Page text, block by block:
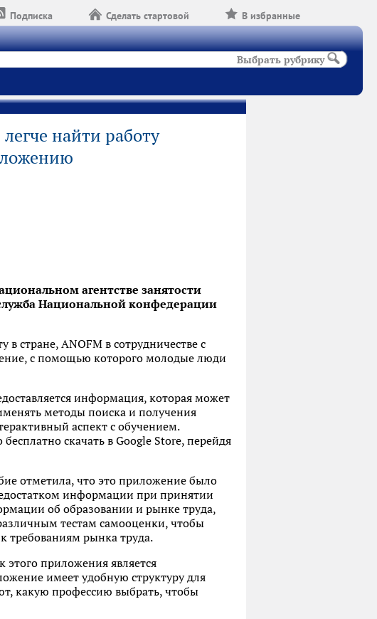
В избранные
Сделать стартовой
Подписка
Выбрать рубрику
найти работу
агентстве занятости
Национальной конфедерации
стране, ANOFM в сотрудничестве с
с помощью которого молодые люди
информация, которая может
методы поиска и получения
аспект с обучением.
скачать в Google Store, перейдя
отметила, что это приложение было
информации при принятии
об образовании и рынке труда,
тестам самооценки, чтобы
требованиям рынка труда.
этого приложения является
имеет удобную структуру для
какую профессию выбрать, чтобы